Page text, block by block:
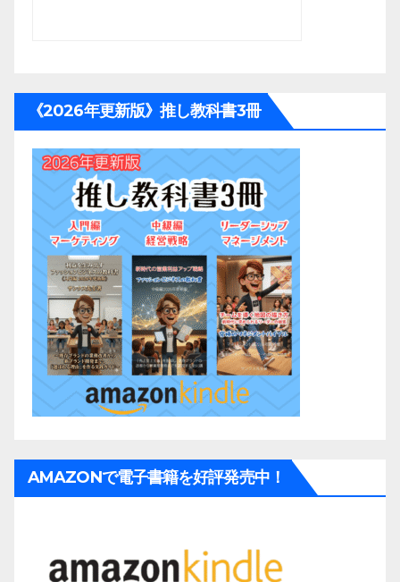
《2026年更新版》推し教科書3冊
AMAZONで電子書籍を好評発売中！